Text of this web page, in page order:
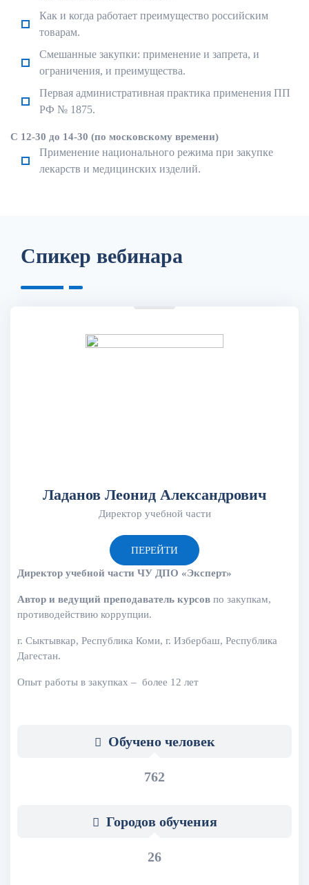
Как и когда работает преимущество российским
товарам.
Смешанные закупки: применение и запрета, и
ограничения, и преимущества.
Первая административная практика применения ПП
РФ № 1875.
С 12-30 до 14-30 (по московскому времени)
Применение национального режима при закупке
лекарств и медицинских изделий.
Спикер вебинара
Ладанов Леонид Александрович
Директор учебной части
ПЕРЕЙТИ
Директор учебной части ЧУ ДПО «Эксперт»
Автор и ведущий преподаватель курсов по закупкам,
противодействию коррупции.
г. Сыктывкар, Республика Коми, г. Избербаш, Республика
Дагестан.
Опыт работы в закупках – более 12 лет
Обучено человек
762
Городов обучения
26